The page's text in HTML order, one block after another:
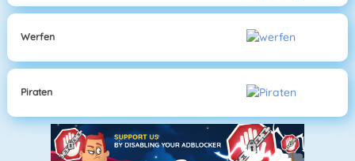
Werfen
Piraten